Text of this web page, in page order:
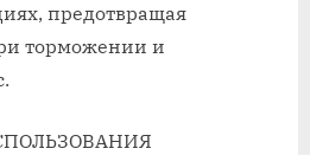
предотвращая
торможении и